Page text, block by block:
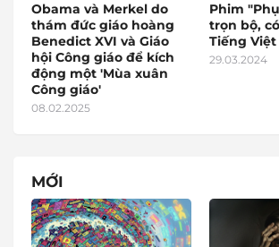
Obama và Merkel do
thám đức giáo hoàng
Benedict XVI và Giáo
hội Công giáo để kích
động một 'Mùa xuân
Công giáo'
08.02.2025
Phim
trọn bộ,
Tiếng Việt
29.03.2024
MỚI